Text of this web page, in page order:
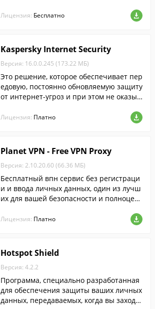
чение совершенно бесплатно.
Лицензия: Бесплатно
Kaspersky Internet Security
Версия: 16.0.0.245 (173.22 МБ)
Это решение, которое обеспечивает пер
едовую, постоянно обновляемую защиту
от интернет-угроз и при этом не оказыв
ьность вашего компьютера.
Лицензия: Платно
Planet VPN - Free VPN Proxy
Версия: 2.10.20.60 (66.36 МБ)
Бесплатный впн сервис без регистраци
и и ввода личных данных, один из лучш
их для вашей безопасности и полноцен
ресурсам.
Лицензия: Платно
Hotspot Shield
Версия: 4.2.2
Программа, специально разработанная
для обеспечения защиты ваших личных
данных, передаваемых, когда вы заходи